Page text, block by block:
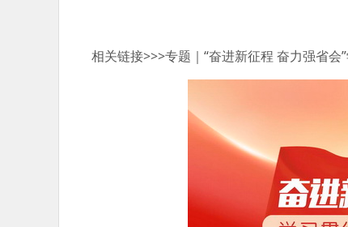
相关链接>>>专题｜“奋进新征程 奋力强省